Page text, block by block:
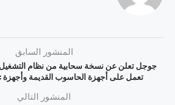
المنشور السابق
تعمل على أجهزة الحاسوب القديمة وأجهزة Mac بأداء أفضل!
المنشور التالي